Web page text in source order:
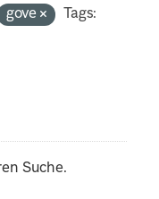
gove
Tags:
Suche.